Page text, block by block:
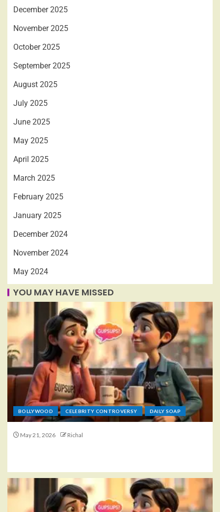
December 2025
November 2025
October 2025
September 2025
August 2025
July 2025
June 2025
May 2025
April 2025
March 2025
February 2025
January 2025
December 2024
November 2024
May 2024
YOU MAY HAVE MISSED
BOLLYWOOD CELEBRITY CONTROVERSY DAILY SOAP
May 21, 2026 Richal